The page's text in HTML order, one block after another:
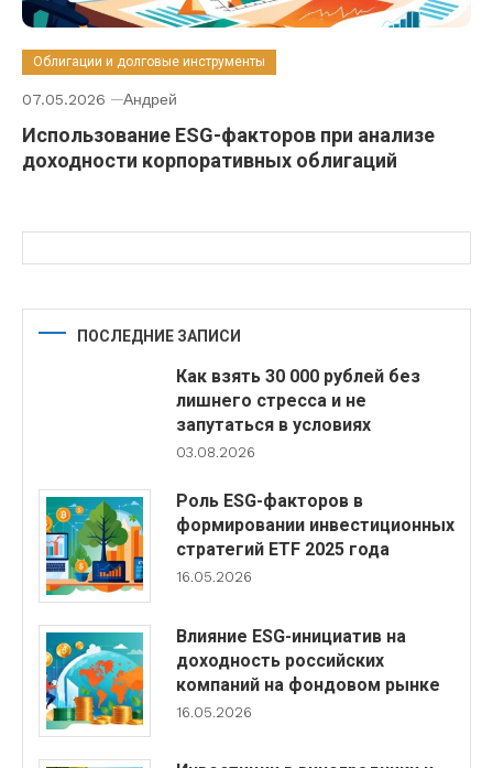
Облигации и долговые инструменты
07.05.2026 Андрей
Использование ESG-факторов при анализе
доходности корпоративных облигаций
ПОСЛЕДНИЕ ЗАПИСИ
Как взять 30 000 рублей без
лишнего стресса и не
запутаться в условиях
03.08.2026
Роль ESG-факторов в
формировании инвестиционных
стратегий ETF 2025 года
16.05.2026
Влияние ESG-инициатив на
доходность российских
компаний на фондовом рынке
16.05.2026